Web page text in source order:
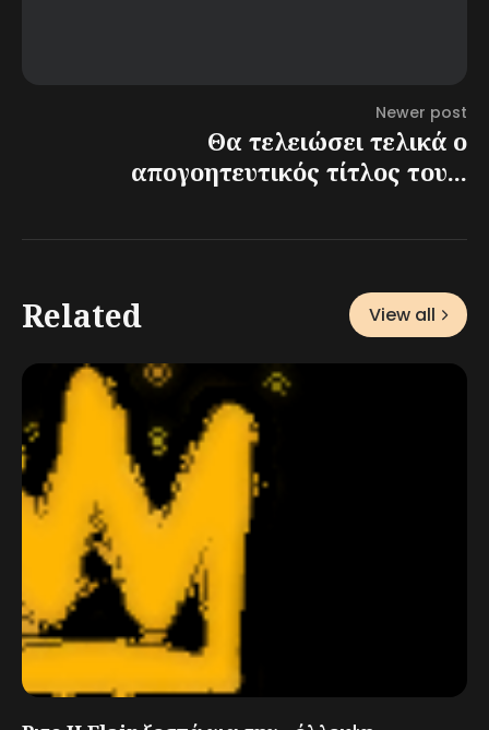
Newer post
Θα τελειώσει τελικά ο
απογοητευτικός τίτλος του...
Related View all